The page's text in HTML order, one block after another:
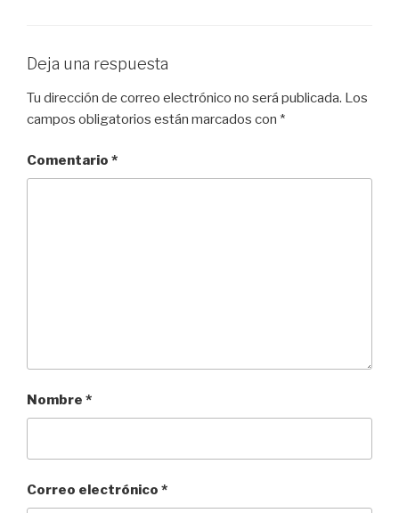
Deja una respuesta
Tu dirección de correo electrónico no será publicada. Los
campos obligatorios están marcados con *
Comentario *
Nombre *
Correo electrónico *